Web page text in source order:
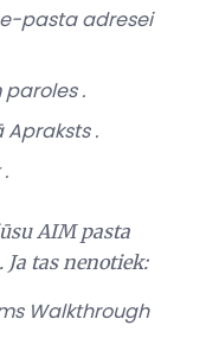
pasta adresei
paroles.
Apraksts.
.
AIM pasta
tas nenotiek:
Walkthrough